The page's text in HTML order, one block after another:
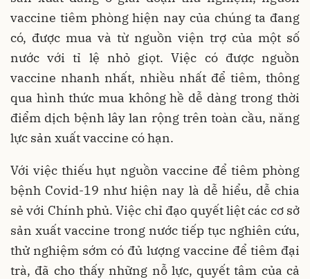
vaccine tiêm phòng hiện nay của chúng ta đang
có, được mua và từ nguồn viện trợ của một số
nước với tỉ lệ nhỏ giọt. Việc có được nguồn
vaccine nhanh nhất, nhiều nhất để tiêm, thông
qua hình thức mua không hề dễ dàng trong thời
điểm dịch bệnh lây lan rộng trên toàn cầu, năng
lực sản xuất vaccine có hạn.
Với việc thiếu hụt nguồn vaccine để tiêm phòng
bệnh Covid-19 như hiện nay là dễ hiểu, dễ chia
sẻ với Chính phủ. Việc chỉ đạo quyết liệt các cơ sở
sản xuất vaccine trong nước tiếp tục nghiên cứu,
thử nghiệm sớm có đủ lượng vaccine để tiêm đại
trà, đã cho thấy những nỗ lực, quyết tâm của cả